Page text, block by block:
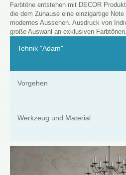
Farbtöne entstehen mit DECOR
die dem Zuhause eine einzigartige
modernes Aussehen. Ausdruck von
große Auswahl an exklusiven Farbtönen.
Tehnik "Adam"
Vorgehen
Werkzeug und Material